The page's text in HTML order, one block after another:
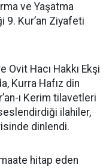
ve Yaşatma
9. Kur’an Ziyafeti
Ovit Hacı Hakkı Ekşi
Kurra Hafız din
ı Kerim tilavetleri
ilahiler,
dinlendi.
hitap eden